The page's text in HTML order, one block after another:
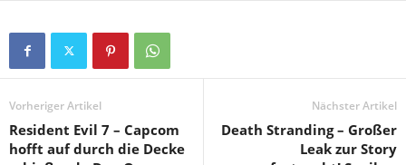
Vorheriger Artikel
Resident Evil 7 – Capcom
hofft auf durch die Decke
Nächster Artikel
Death Stranding – Großer
Leak zur Story